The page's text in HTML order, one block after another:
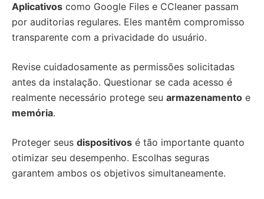
Aplicativos como Google Files e CCleaner passam
por auditorias regulares. Eles mantêm compromisso
transparente com a privacidade do usuário.
Revise cuidadosamente as permissões solicitadas
antes da instalação. Questionar se cada acesso é
realmente necessário protege seu armazenamento e
memória.
Proteger seus dispositivos é tão importante quanto
otimizar seu desempenho. Escolhas seguras
garantem ambos os objetivos simultaneamente.